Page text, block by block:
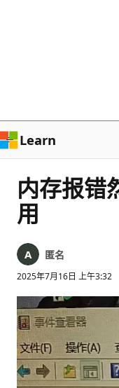
容
Learn
内存报错
用
匿名
2025年7月16日 上午3:32